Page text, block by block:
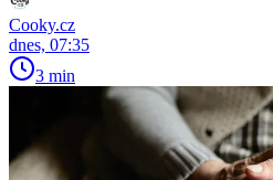
Cooky.cz
dnes, 07:35
3 min